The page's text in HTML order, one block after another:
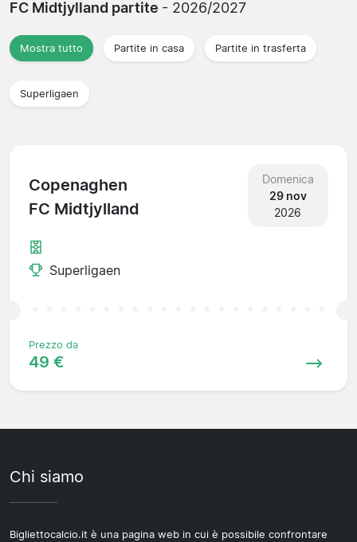
FC Midtjylland partite - 2026/2027
Mostra tutto Partite in casa Partite in trasferta
Superligaen
Copenaghen
FC Midtjylland
Domenica
29 nov
2026
Superligaen
Prezzo da
49 €
Chi siamo
Bigliettocalcio.it è una pagina web in cui è possibile confrontare